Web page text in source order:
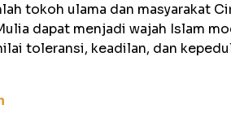
tokoh ulama dan masyarakat
dapat menjadi wajah Islam
toleransi, keadilan, dan